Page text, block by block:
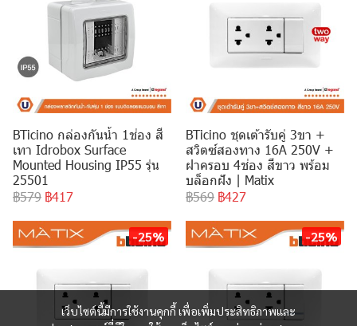
BTicino กล่องกันน้ำ 1ช่อง สี
เทา Idrobox Surface
Mounted Housing IP55 รุ่น
25501
฿579 ฿417
BTicino ชุดเต้ารับคู่ 3ขา +
สวิตซ์สองทาง 16A 250V +
ฝาครอบ 4ช่อง สีขาว พร้อม
บล็อกฝัง | Matix
฿569 ฿427
-25% -25%
เว็บไซต์นี้มีการใช้งานคุกกี้ เพื่อเพิ่มประสิทธิภาพและ